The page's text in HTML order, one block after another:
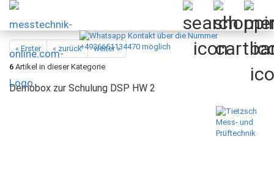
« Erster « zurück
weiter »
6 Artikel in dieser Kategorie
Demobox zur Schulung DSP HW 2